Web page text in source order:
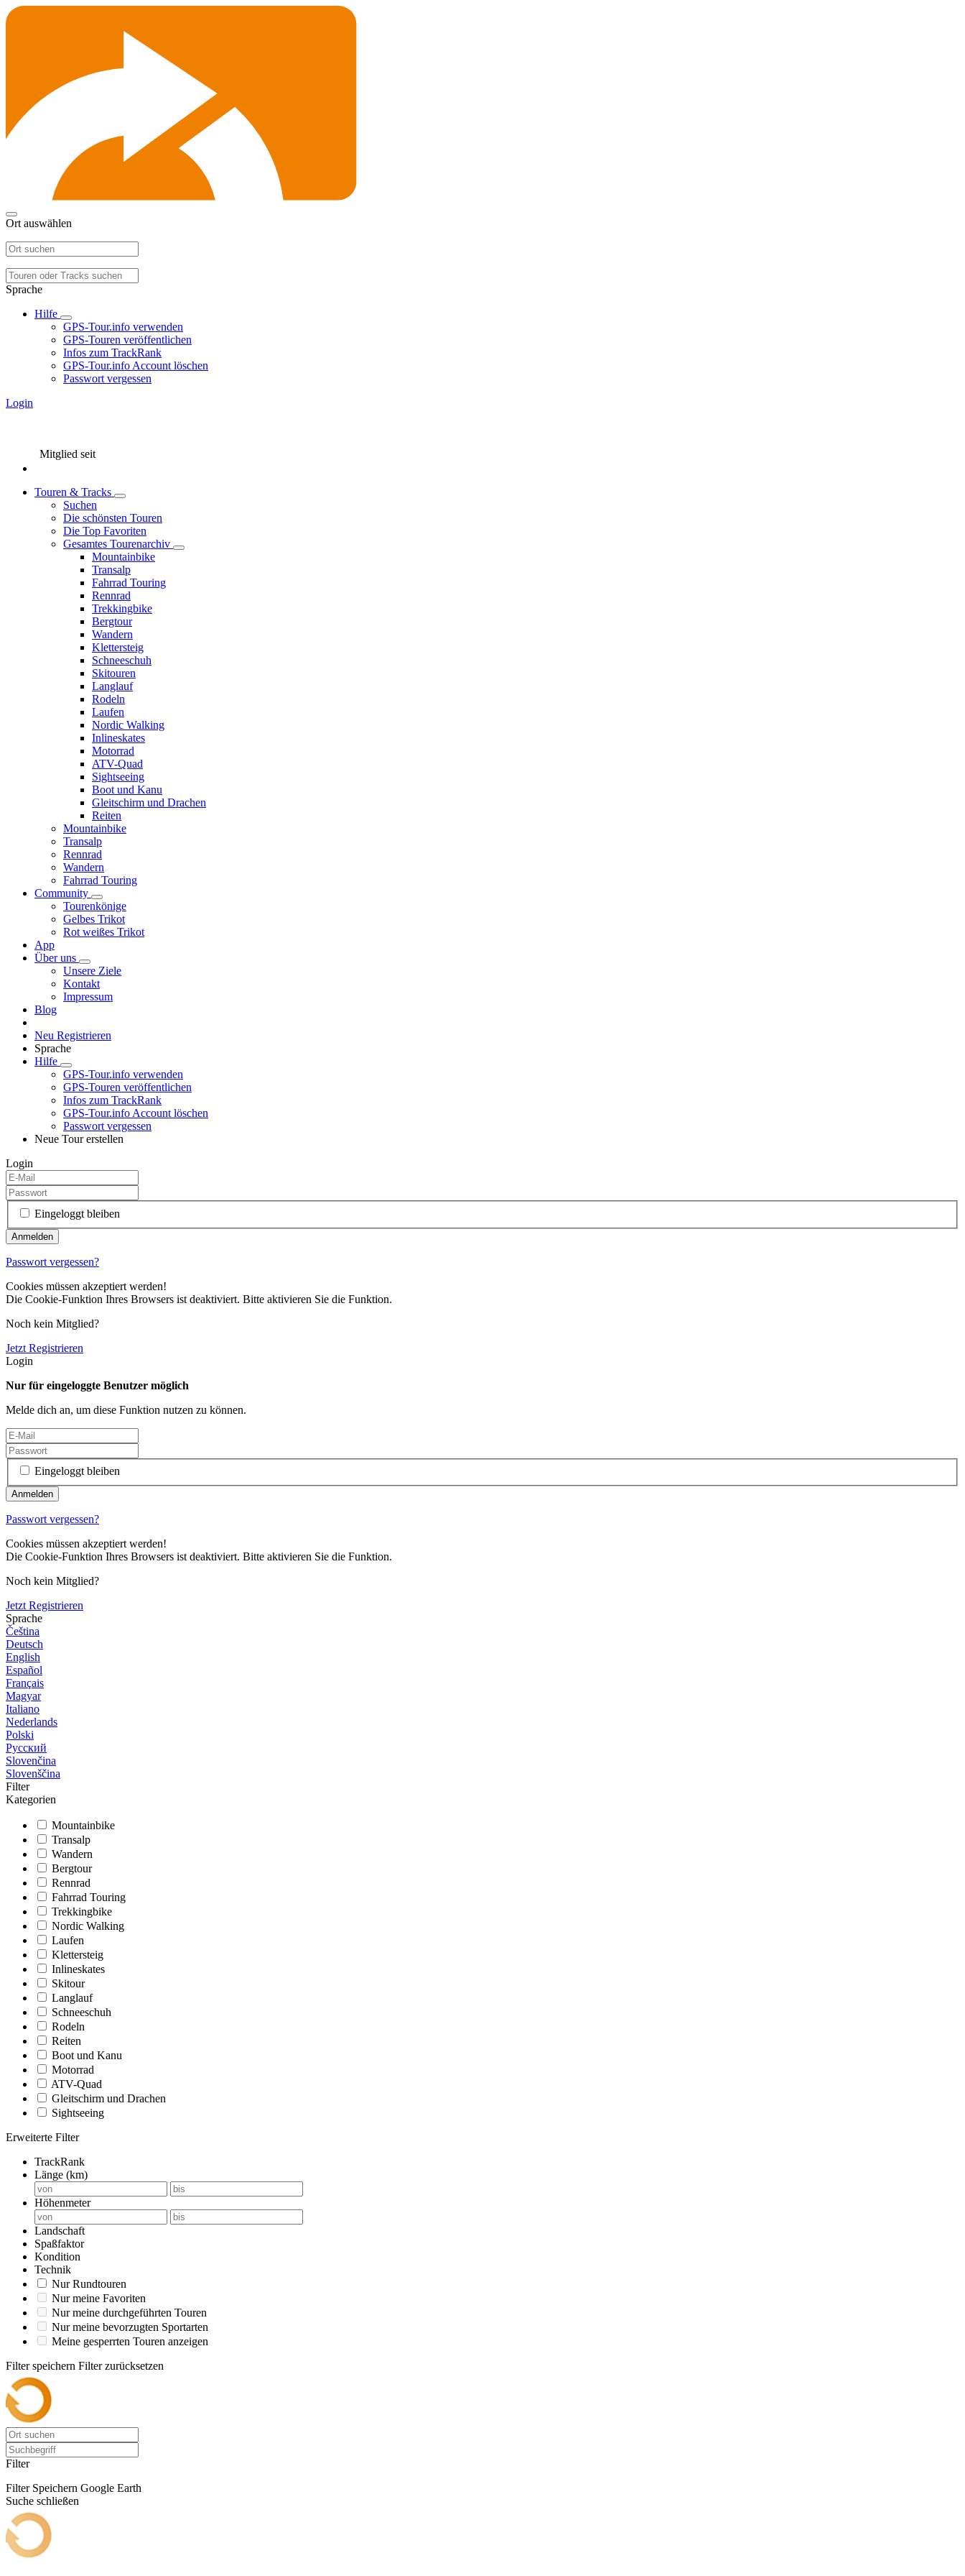
Ort auswählen
Sprache
Hilfe
GPS-Tour.info verwenden
GPS-Touren veröffentlichen
Infos zum TrackRank
GPS-Tour.info Account löschen
Passwort vergessen
Login
Mitglied seit
Touren & Tracks
Suchen
Die schönsten Touren
Die Top Favoriten
Gesamtes Tourenarchiv
Mountainbike
Transalp
Fahrrad Touring
Rennrad
Trekkingbike
Bergtour
Wandern
Klettersteig
Schneeschuh
Skitouren
Langlauf
Rodeln
Laufen
Nordic Walking
Inlineskates
Motorrad
ATV-Quad
Sightseeing
Boot und Kanu
Gleitschirm und Drachen
Reiten
Mountainbike
Transalp
Rennrad
Wandern
Fahrrad Touring
Community
Tourenkönige
Gelbes Trikot
Rot weißes Trikot
App
Über uns
Unsere Ziele
Kontakt
Impressum
Blog
Neu Registrieren
Sprache
Hilfe
GPS-Tour.info verwenden
GPS-Touren veröffentlichen
Infos zum TrackRank
GPS-Tour.info Account löschen
Passwort vergessen
Neue Tour erstellen
Login
Eingeloggt bleiben
Passwort vergessen?
Cookies müssen akzeptiert werden!
Die Cookie-Funktion Ihres Browsers ist deaktiviert. Bitte aktivieren Sie die Funktion.
Noch kein Mitglied?
Jetzt Registrieren
Login
Nur für eingeloggte Benutzer möglich
Melde dich an, um diese Funktion nutzen zu können.
Eingeloggt bleiben
Passwort vergessen?
Cookies müssen akzeptiert werden!
Die Cookie-Funktion Ihres Browsers ist deaktiviert. Bitte aktivieren Sie die Funktion.
Noch kein Mitglied?
Jetzt Registrieren
Sprache
Čeština
Deutsch
English
Español
Français
Magyar
Italiano
Nederlands
Polski
Русский
Slovenčina
Slovenščina
Filter
Kategorien
Mountainbike
Transalp
Wandern
Bergtour
Rennrad
Fahrrad Touring
Trekkingbike
Nordic Walking
Laufen
Klettersteig
Inlineskates
Skitour
Langlauf
Schneeschuh
Rodeln
Reiten
Boot und Kanu
Motorrad
ATV-Quad
Gleitschirm und Drachen
Sightseeing
Erweiterte Filter
TrackRank
Länge (km)
Höhenmeter
Landschaft
Spaßfaktor
Kondition
Technik
Nur Rundtouren
Nur meine Favoriten
Nur meine durchgeführten Touren
Nur meine bevorzugten Sportarten
Meine gesperrten Touren anzeigen
Filter speichern Filter zurücksetzen
Filter
Filter Speichern Google Earth
Suche schließen